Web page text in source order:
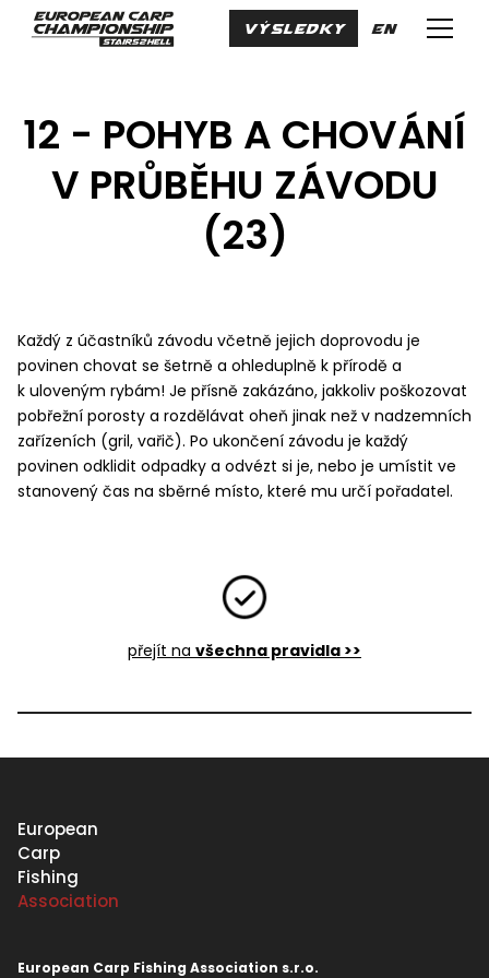
Menu
VÝSLEDKY cs
en
12 - POHYB A CHOVÁNÍ
V PRŮBĚHU ZÁVODU
(23)
Každý z účastníků závodu včetně jejich doprovodu je
povinen chovat se šetrně a ohleduplně k přírodě a
k uloveným rybám! Je přísně zakázáno, jakkoliv poškozovat
pobřežní porosty a rozdělávat oheň jinak než v nadzemních
zařízeních (gril, vařič). Po ukončení závodu je každý
povinen odklidit odpadky a odvézt si je, nebo je umístit ve
stanovený čas na sběrné místo, které mu určí pořadatel.
přejít na všechna pravidla >>
European
Carp
Fishing
Association
European Carp Fishing Association s.r.o.